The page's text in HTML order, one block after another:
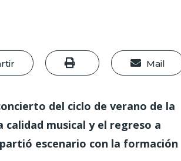
Mail
del ciclo de verano de la
calidad musical y el regreso a
escenario con la formación